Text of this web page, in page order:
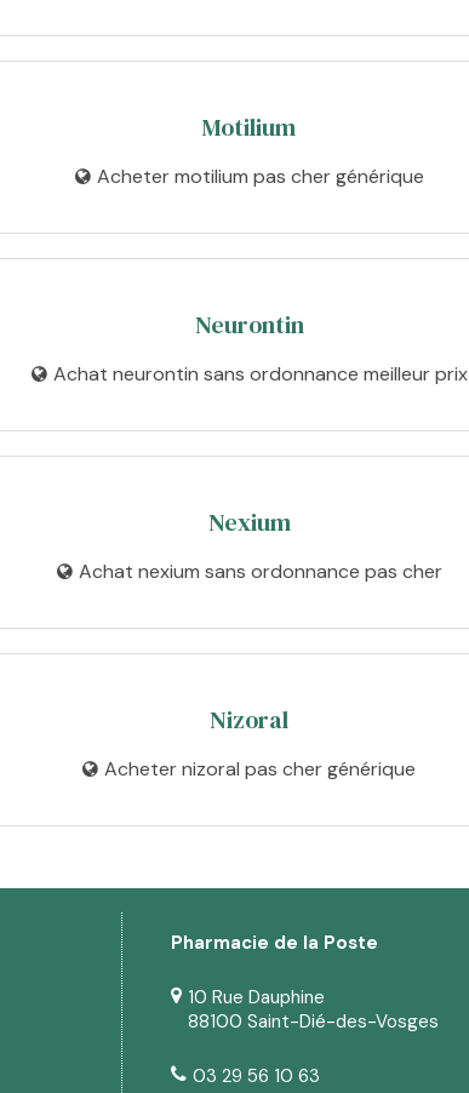
Motilium
Acheter motilium pas cher générique
Neurontin
Achat neurontin sans ordonnance meilleur prix
Nexium
Achat nexium sans ordonnance pas cher
Nizoral
Acheter nizoral pas cher générique
Pharmacie de la Poste
10 Rue Dauphine
88100 Saint-Dié-des-Vosges
03 29 56 10 63